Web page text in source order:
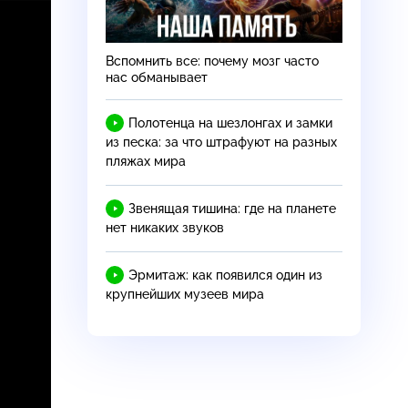
Вспомнить все: почему мозг часто
нас обманывает
Полотенца на шезлонгах и замки
из песка: за что штрафуют на разных
пляжах мира
Звенящая тишина: где на планете
нет никаких звуков
Эрмитаж: как появился один из
крупнейших музеев мира